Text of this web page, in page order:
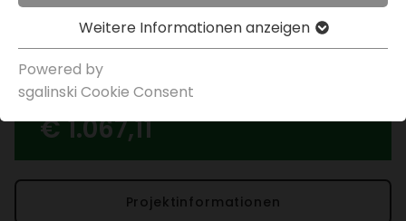
Weitere Infor­ma­tionen anzeigen
Powered by
sgal­inski Cookie Consent
€ 1.067,11
Projek­t­in­for­ma­tionen